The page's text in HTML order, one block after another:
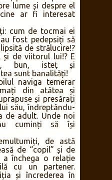
lume și despre el
ar fi interesat
cum de tocmai ei
fost pedepsiți să
de strălucire!?
și de viitorul lui!? E
bun, isteț și
sunt banalități!
naviga temerar
din atâtea și
și presărați
său, îndreptându-
de adult. Unde noi
cuminți să își
de astă
de “copil” și de
a închega o relație
cu un partener.
și încrederea în